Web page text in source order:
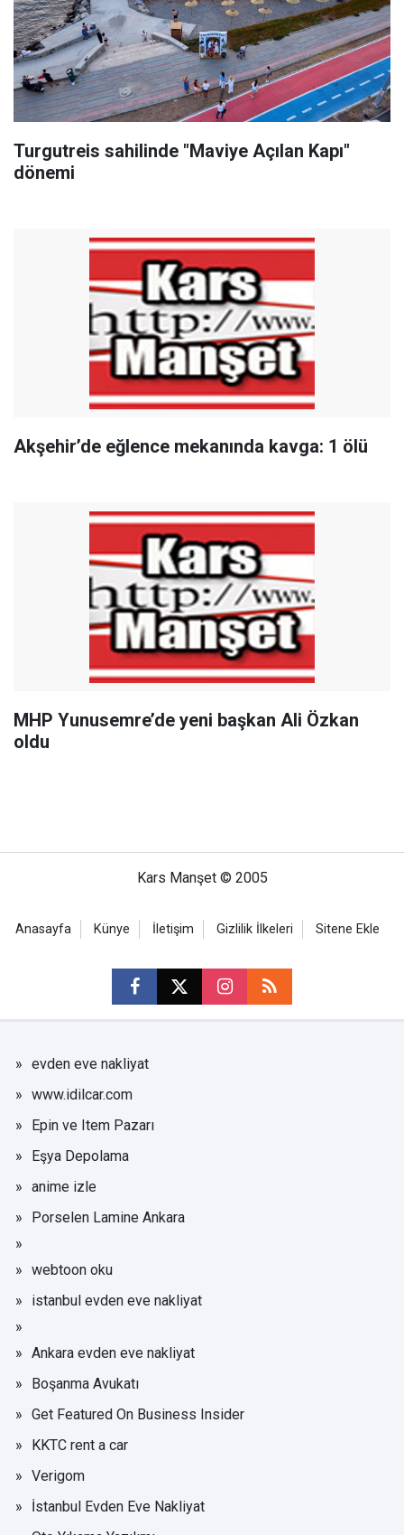
Turgutreis sahilinde "Maviye Açılan Kapı"
dönemi
Akşehir’de eğlence mekanında kavga: 1 ölü
MHP Yunusemre’de yeni başkan Ali Özkan
oldu
Kars Manşet © 2005
Anasayfa Künye İletişim Gizlilik İlkeleri Sitene Ekle
evden eve nakliyat
www.idilcar.com
Epin ve Item Pazarı
Eşya Depolama
anime izle
Porselen Lamine Ankara
webtoon oku
istanbul evden eve nakliyat
Ankara evden eve nakliyat
Boşanma Avukatı
Get Featured On Business Insider
KKTC rent a car
Verigom
İstanbul Evden Eve Nakliyat